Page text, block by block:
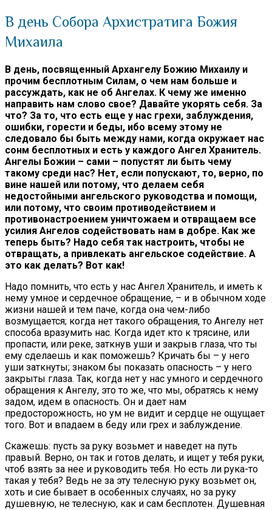
В день Собора Архистратига Божия
Михаила
В день, посвященный Архангелу Божию Михаилу и
прочим бесплотным Силам, о чем нам больше и
рассуждать, как не об Ангелах. К чему же именно
направить нам слово свое? Давайте укорять себя. За
что? За то, что есть еще у нас грехи, заблуждения,
ошибки, горести и беды, ибо всему этому не
следовало бы быть между нами, когда окружает нас
сонм бесплотных и есть у каждого Ангел Хранитель.
Ангелы Божии – сами – попустят ли быть чему
такому среди нас? Нет, если попускают, то, верно, по
вине нашей или потому, что делаем себя
недостойными ангельского руководства и помощи,
или потому, что своим противодействием и
противонастроением уничтожаем и отвращаем все
усилия Ангелов содействовать нам в добре. Как же
теперь быть? Надо себя так настроить, чтобы не
отвращать, а привлекать ангельское содействие. А
это как делать? Вот как!
Надо помнить, что есть у нас Ангел Хранитель, и иметь к
нему умное и сердечное обращение, – и в обычном ходе
жизни нашей и тем паче, когда она чем-либо
возмущается; когда нет такого обращения, то Ангелу нет
способа вразумить нас. Когда идет кто к трясине, или
пропасти, или реке, заткнув уши и закрыв глаза, что ты
ему сделаешь и как поможешь? Кричать бы – у него
уши заткнуты; знаком бы показать опасность – у него
закрыты глаза. Так, когда нет у нас умного и сердечного
обращения к Ангелу, это то же, что мы, обратясь к нему
задом, идем в опасность. Он и дает нам
предосторожность, но ум не видит и сердце не ощущает
того. Вот и впадаем в беду или грех и заблуждение.
Скажешь: пусть за руку возьмет и наведет на путь
правый. Верно, он так и готов делать, и ищет у тебя руки,
чтоб взять за нее и руководить тебя. Но есть ли рука-то
такая у тебя? Ведь не за эту телесную руку возьмет он,
хоть и сие бывает в особенных случаях, но за руку
душевную, не телесную, как и сам бесплотен. Душевная